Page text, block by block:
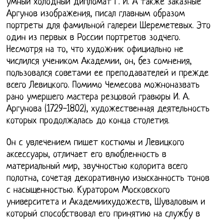
Аргунов изображения, писал главным образом
портреты для фамильной галереи Шереметевых. Это
один из первых в России портретов зодчего.
Несмотря на то, что художник официально не
числился учеником Академии, он, без сомнения,
пользовался советами ее преподавателей и прежде
всего Левицкого. Помимо Чемесова можноназвать
рано умершего мастера резцовой гравюры И. А.
Аргунова (1729-1802), художественная деятельность
которых продолжалась до конца столетия.
Он с увлечением пишет костюмы и Левицкого
аксессуары, отличает его влюбленность в
материальный мир, звучностью колорита всего
полотна, сочетая декоративную изысканность тонов
с насыщенностью. Куратором Московского
университета и Академиихудожеств, Шуваловым и
который способствовал его принятию на службу в